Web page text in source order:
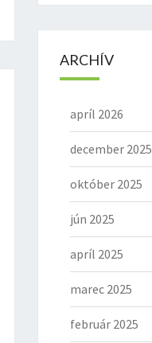
ARCHÍV
apríl 2026
december 2025
október 2025
jún 2025
apríl 2025
marec 2025
február 2025